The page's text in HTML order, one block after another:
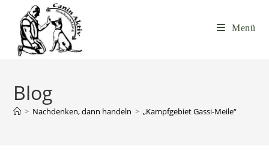
Menü
Blog
> Nachdenken, dann handeln > „Kampfgebiet Gassi-Meile“